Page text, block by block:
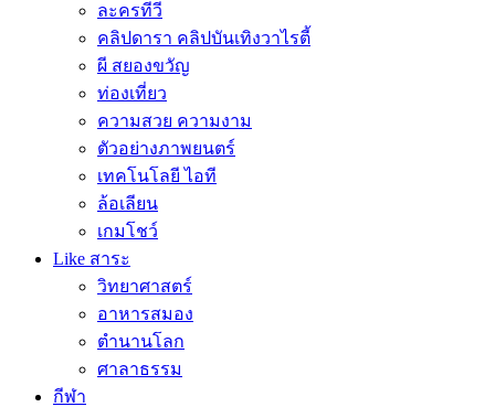
ละครทีวี
คลิปดารา คลิปบันเทิงวาไรตี้
ผี สยองขวัญ
ท่องเที่ยว
ความสวย ความงาม
ตัวอย่างภาพยนตร์
เทคโนโลยี ไอที
ล้อเลียน
เกมโชว์
Like สาระ
วิทยาศาสตร์
อาหารสมอง
ตำนานโลก
ศาลาธรรม
กีฬา